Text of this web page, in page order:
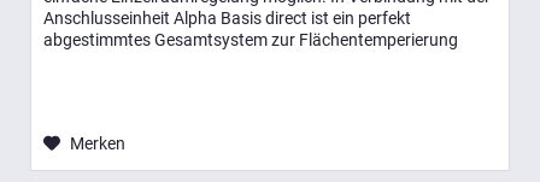
Anschlusseinheit Alpha Basis direct ist ein perfekt
abgestimmtes Gesamtsystem zur Flächentemperierung
Merken